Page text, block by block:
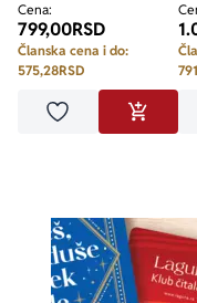
Cena:
799,00RSD
Članska cena i do:
575,28RSD
Dodaj u omiljene
DODAJ